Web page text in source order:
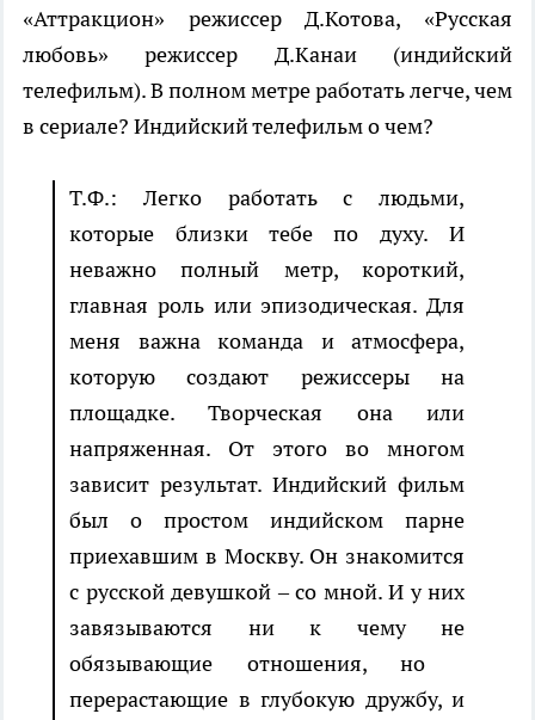
«Аттракцион» режиссер Д.Котова, «Русская
любовь» режиссер Д.Канаи (индийский
телефильм). В полном метре работать легче, чем
в сериале? Индийский телефильм о чем?
Т.Ф.: Легко работать с людьми,
которые близки тебе по духу. И
неважно полный метр, короткий,
главная роль или эпизодическая. Для
меня важна команда и атмосфера,
которую создают режиссеры на
площадке. Творческая она или
напряженная. От этого во многом
зависит результат. Индийский фильм
был о простом индийском парне
приехавшим в Москву. Он знакомится
с русской девушкой – со мной. И у них
завязываются ни к чему не
обязывающие отношения, но
перерастающие в глубокую дружбу, и